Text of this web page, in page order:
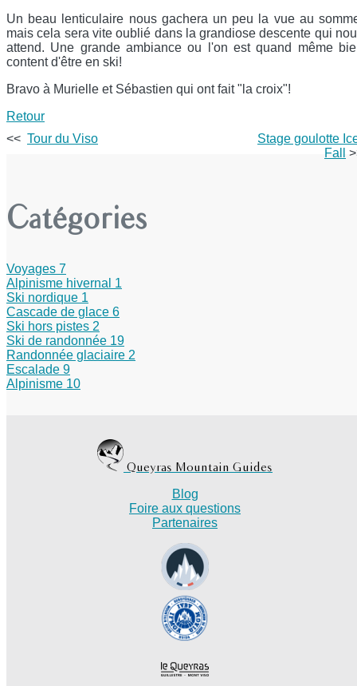
Un beau lenticulaire nous gachera un peu la vue au
mais cela sera vite oublié dans la grandiose descente qui
attend. Une grande ambiance ou l'on est quand même
content d'être en ski!
Bravo à Murielle et Sébastien qui ont fait "la croix"!
Retour
<< Tour du Viso
Stage goulotte
Fall
Catégories
Voyages 7
Alpinisme hivernal 1
Ski nordique 1
Cascade de glace 6
Ski hors pistes 2
Ski de randonnée 19
Randonnée glaciaire 2
Escalade 9
Alpinisme 10
Queyras Mountain Guides
Blog
Foire aux questions
Partenaires